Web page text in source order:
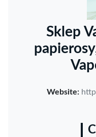
Sklep
Website: